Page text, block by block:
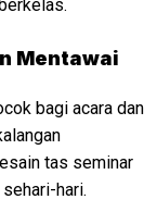
Mentawai
bagi acara dan
tas seminar
hari.